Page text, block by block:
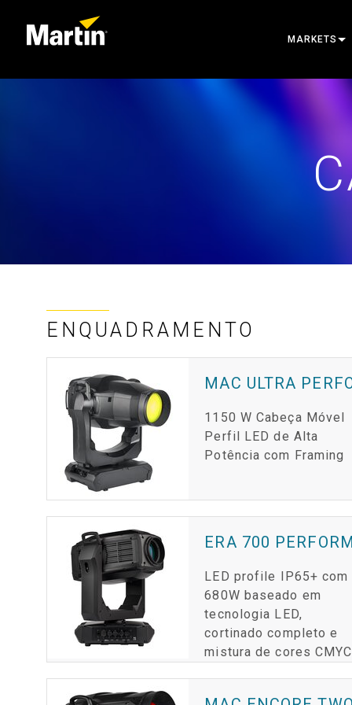
MARKETS
CREATE
ENQUADRAMENTO
MAC ULTRA
1150 W Cabeça Móvel
Perfil LED de Alta
Potência com Framing
ERA 700
LED profile IP65+ com
680W baseado em
tecnologia LED,
cortinado completo e
mistura de cores CMYC